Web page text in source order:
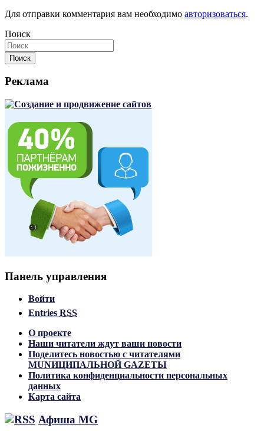
Для отправки комментария вам необходимо авторизоваться.
Поиск
Поиск
Реклама
Панель управления
Войти
Entries RSS
О проекте
Наши читатели ждут ваши новости
Поделитесь новостью с читателями
MUNИЦИПАЛЬНОЙ GAZЕТЫ
Политика конфиденциальности персональных
данных
Карта сайта
Афиша MG